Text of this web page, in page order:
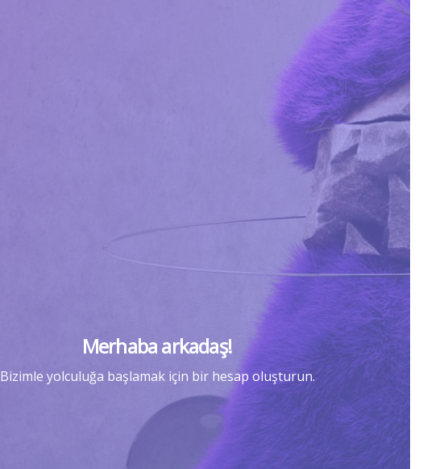
Merhaba arkadaş!
Bizimle yolculuğa başlamak için bir hesap oluşturun.